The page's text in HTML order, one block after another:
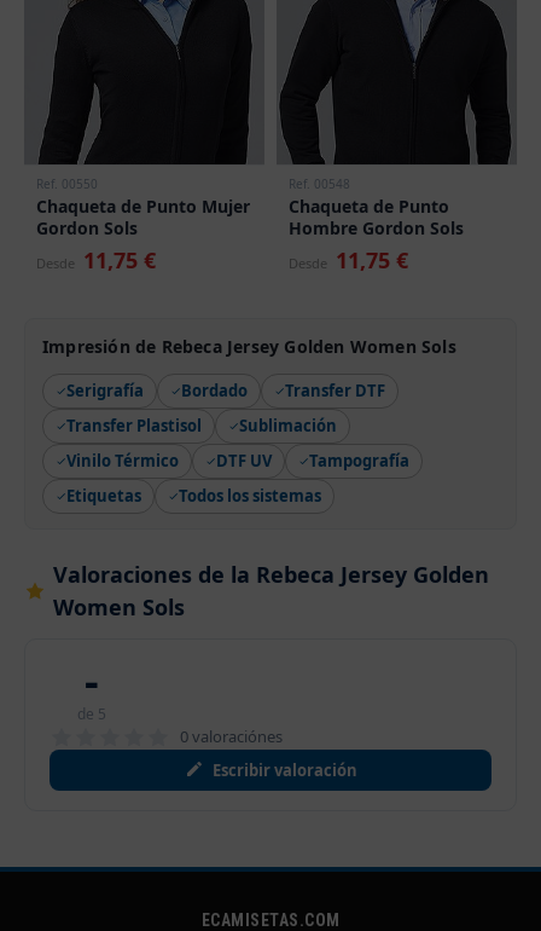
Ref. 00550
Chaqueta de Punto Mujer
Gordon Sols
Desde 11,75 €
Ref. 00548
Chaqueta de Punto
Hombre Gordon Sols
Desde 11,75 €
Impresión de Rebeca Jersey Golden Women Sols
Serigrafía Bordado
Transfer DTF
Transfer Plastisol
Sublimación
Vinilo Térmico
DTF UV
Tampografía
Etiquetas
Todos los sistemas
Valoraciones de la Rebeca Jersey Golden
Women Sols
-
de 5
0 valoraciónes
Escribir valoración
ECAMISETAS.COM